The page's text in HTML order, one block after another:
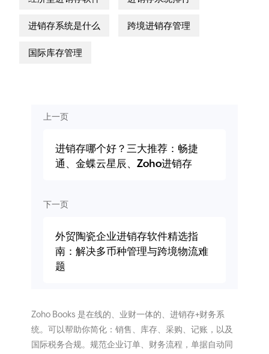
进销存系统是什么 跨境进销存管理
国际库存管理
上一页
进销存哪个好？三大推荐：畅捷
通、金蝶云星辰、Zoho进销存
下一页
外贸陶瓷企业进销存软件精选指
南：解决多币种管理与跨境物流难
题
Zoho Books 是在线的、业财一体的、进销存+财务系
统。可以帮助你简化：销售、库存、采购、记账，以及
国际税务合规。规范企业订单、财务流程，单据自动同